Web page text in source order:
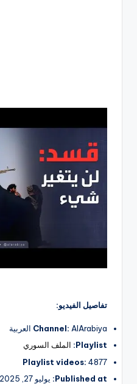
تفاصيل الفيديو:
Channel: AlArabiya العربية
Playlist: الملف السوري
Playlist videos: 4877
Published at: يوليو 27, 2025 8:27 م